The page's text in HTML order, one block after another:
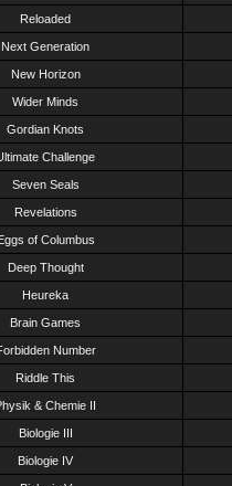
Reloaded
Next Generation
New Horizon
Wider Minds
Gordian Knots
Challenge
Seven Seals
Revelations
of Columbus
Deep Thought
Heureka
Brain Games
Number
Riddle This
& Chemie II
Biologie III
Biologie IV